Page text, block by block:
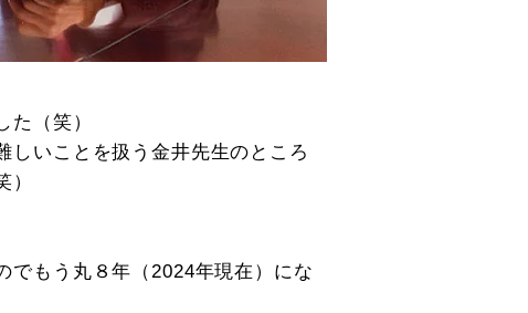
（笑）
しいことを扱う金井先生のところ
でもう丸８年（2024年現在）にな